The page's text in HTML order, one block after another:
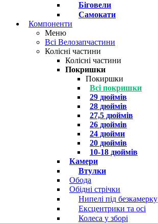
Біговели
Самокати
Компоненти
Меню
Всі Велозапчастини
Колісні частини
Колісні частини
Покришки
Покиршки
Всі покришки
29 дюймів
28 дюймів
27,5 дюймів
26 дюймів
24 дюйми
20 дюймів
10-18 дюймів
Камери
Втулки
Обода
Обідні стрічки
Нипелі під безкамерку
Ексцентрики та осі
Колеса у зборі